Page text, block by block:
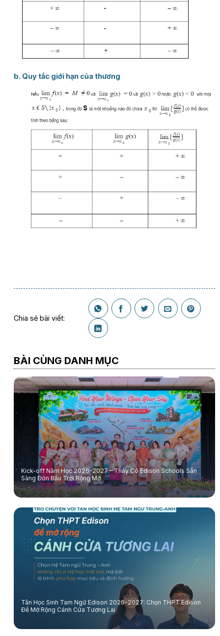
b. Quy tắc giới hạn của thương
Chia sẻ bài viết:
BÀI CÙNG DANH MỤC
Kick-off Năm Học 2026-2027 – Thầy Cô Edison Schools Sẵn
Sàng Đón Bầu Trời Rộng Mở
Tân Học Sinh Tam Ngữ Edison 2026-2027: Chọn THPT Edison
Để Mở Rộng Cánh Cửa Tương Lai